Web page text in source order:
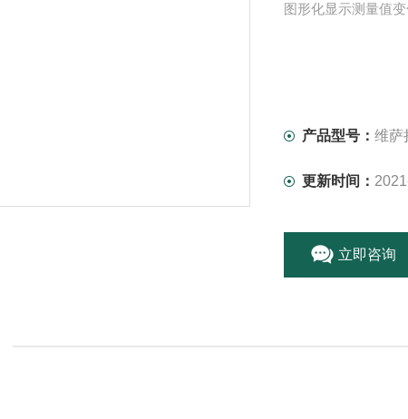
图形化显示测量值
产品型号： 维萨
更新时间：
立即咨询